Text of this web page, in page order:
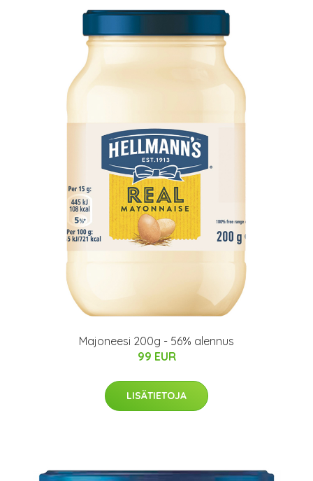
Majoneesi 200g - 56% alennus
99 EUR
LISÄTIETOJA